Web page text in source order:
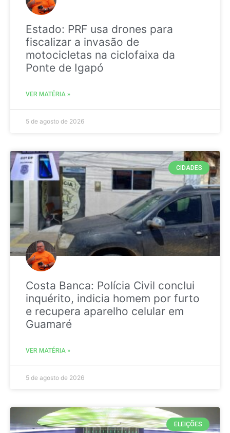
Estado: PRF usa drones para
fiscalizar a invasão de
motocicletas na ciclofaixa da
Ponte de Igapó
VER MATÉRIA »
5 de agosto de 2026
CIDADES
Costa Banca: Polícia Civil conclui
inquérito, indicia homem por furto
e recupera aparelho celular em
Guamaré
VER MATÉRIA »
5 de agosto de 2026
ELEIÇÕES